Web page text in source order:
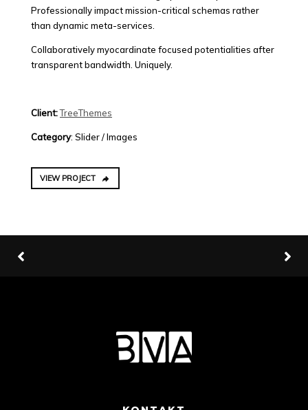
Professionally impact mission-critical schemas rather
than dynamic meta-services.
Collaboratively myocardinate focused potentialities after
transparent bandwidth. Uniquely.
Client:TreeThemes
Category: Slider / Images
VIEW PROJECT